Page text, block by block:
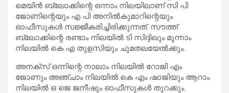
മെയിൻ ബ്ലോക്കിന്റെ ഒന്നാം നിലയിലാണ് സി പി
ജോണിന്റെയും എ പി അനിൽകുമാറിന്റെയും
ഓഫീസുകൾ സജ്ജീകരിച്ചിരിക്കുന്നത്. സൗത്ത്
ബ്ലോക്കിന്റെ രണ്ടാം നിലയിൽ ടി സിദ്ദിഖും മൂന്നാം
നിലയിൽ കെ എ തുളസിയും ചുമതലയേൽക്കും.
അനക്സ് ഒന്നിന്റെ നാലാം നിലയിൽ റോജി എം
ജോണും അഞ്ചാം നിലയിൽ കെ എം ഷാജിയും ആറാം
നിലയിൽ ഒ ജെ ജനീഷും ഓഫീസുകൾ തുറക്കും.